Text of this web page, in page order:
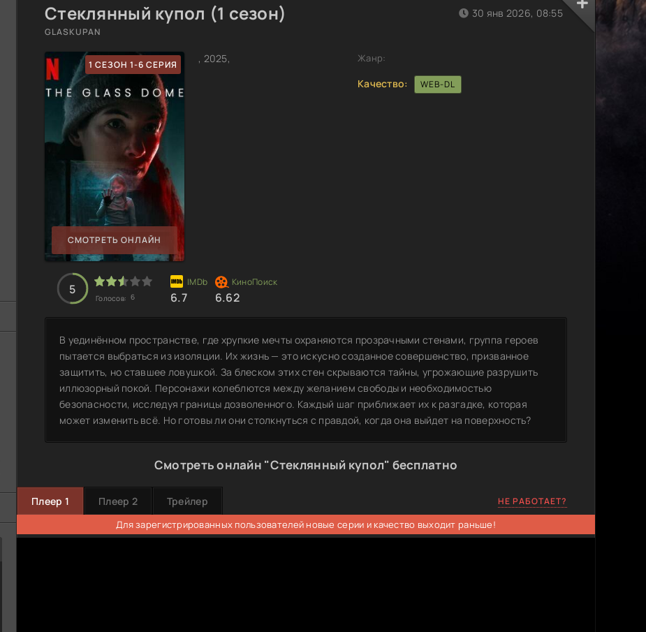
Стеклянный купол (1 сезон)
GLASKUPAN
1 СЕЗОН 1-6 СЕРИЯ
СМОТРЕТЬ ОНЛАЙН
, 2025,
30 янв 2026, 08:55
Жанр:
Качество: WEB-DL
5
Голосов: 6 6.7 6.62
В уединённом пространстве, где хрупкие мечты охраняются прозрачными стенами, группа героев
пытается выбраться из изоляции. Их жизнь — это искусно созданное совершенство, призванное
защитить, но ставшее ловушкой. За блеском этих стен скрываются тайны, угрожающие разрушить
иллюзорный покой. Персонажи колеблются между желанием свободы и необходимостью
безопасности, исследуя границы дозволенного. Каждый шаг приближает их к разгадке, которая
может изменить всё. Но готовы ли они столкнуться с правдой, когда она выйдет на поверхность?
Смотреть онлайн "Стеклянный купол" бесплатно
Плеер 1 Плеер 2 Трейлер НЕ РАБОТАЕТ?
Для зарегистрированных пользователей новые серии и качество выходит раньше!